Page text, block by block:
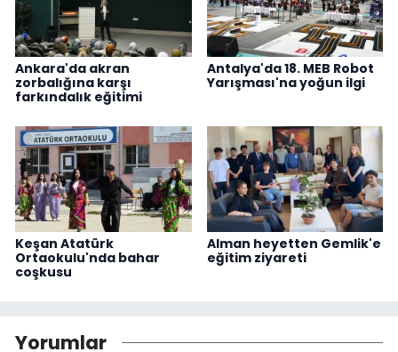
Ankara'da akran
zorbalığına karşı
farkındalık eğitimi
Antalya'da 18. MEB Robot
Yarışması'na yoğun ilgi
Keşan Atatürk
Ortaokulu'nda bahar
coşkusu
Alman heyetten Gemlik'e
eğitim ziyareti
Yorumlar